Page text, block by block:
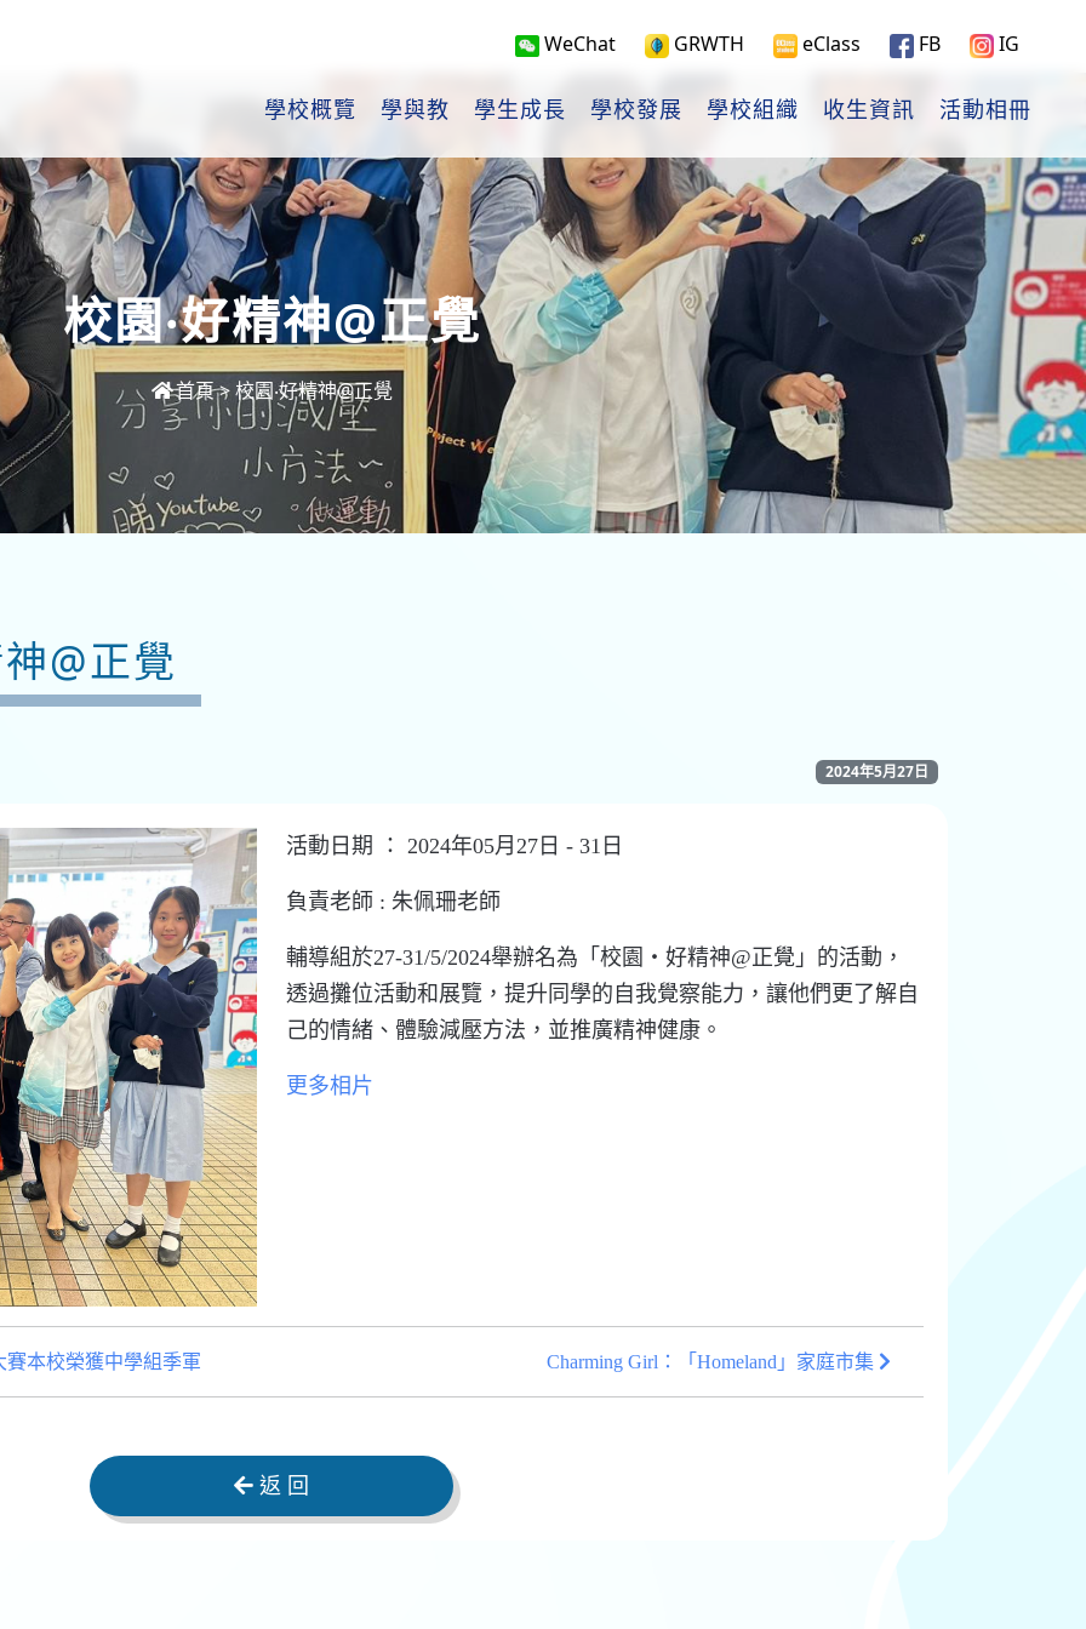
WeChat GRWTH eClass FB IG
學校概覽 學與教 學生成長 學校發展 學校組織 收生資訊 活動相冊
校園‧好精神@正覺
首頁> 校園‧好精神@正覺
@正覺
2024年5月27日
活動日期 ： 2024年05月27日 - 31日
負責老師 : 朱佩珊老師
輔導組於27-31/5/2024舉辦名為「校園‧好精神@正覺」的活動，
透過攤位活動和展覽，提升同學的自我覺察能力，讓他們更了解自
己的情緒、體驗減壓方法，並推廣精神健康。
更多相片
本校榮獲中學組季軍 Charming Girl：「Homeland」家庭市集
返 回